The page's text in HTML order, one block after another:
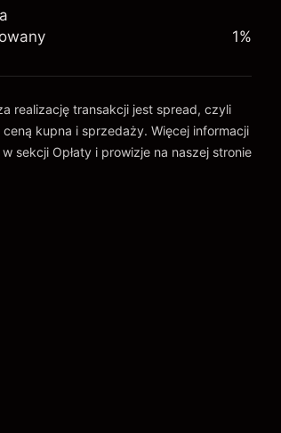
~
1%
realizację transakcji jest spread, czyli
kupna i sprzedaży. Więcej informacji
sekcji Opłaty i prowizje na naszej stronie